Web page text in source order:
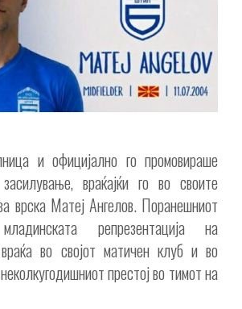
и официјално го промовираше
враќајќи го во своите
врска Матеј Ангелов. Поранешниот
репрезентација на
во својот матичен клуб и во
престој во тимот на